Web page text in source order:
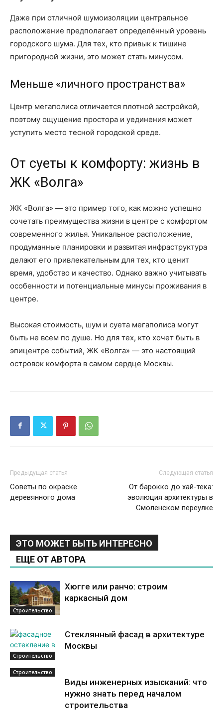
Даже при отличной шумоизоляции центральное
расположение предполагает определённый уровень
городского шума. Для тех, кто привык к тишине
пригородной жизни, это может стать минусом.
Меньше «личного пространства»
Центр мегаполиса отличается плотной застройкой,
поэтому ощущение простора и уединения может
уступить место тесной городской среде.
От суеты к комфорту: жизнь в
ЖК «Волга»
ЖК «Волга» — это пример того, как можно успешно
сочетать преимущества жизни в центре с комфортом
современного жилья. Уникальное расположение,
продуманные планировки и развитая инфраструктура
делают его привлекательным для тех, кто ценит
время, удобство и качество. Однако важно учитывать
особенности и потенциальные минусы проживания в
центре.
Высокая стоимость, шум и суета мегаполиса могут
быть не всем по душе. Но для тех, кто хочет быть в
эпицентре событий, ЖК «Волга» — это настоящий
островок комфорта в самом сердце Москвы.
Предыдущая статья
Советы по окраске
деревянного дома
Следующая статья
От барокко до хай-тека:
эволюция архитектуры в
Смоленском переулке
ЭТО МОЖЕТ БЫТЬ ИНТЕРЕСНО
ЕЩЕ ОТ АВТОРА
Строительство
Хюгге или ранчо: строим
каркасный дом
Строительство
Стеклянный фасад в архитектуре
Москвы
Строительство
Виды инженерных изысканий: что
нужно знать перед началом
строительства